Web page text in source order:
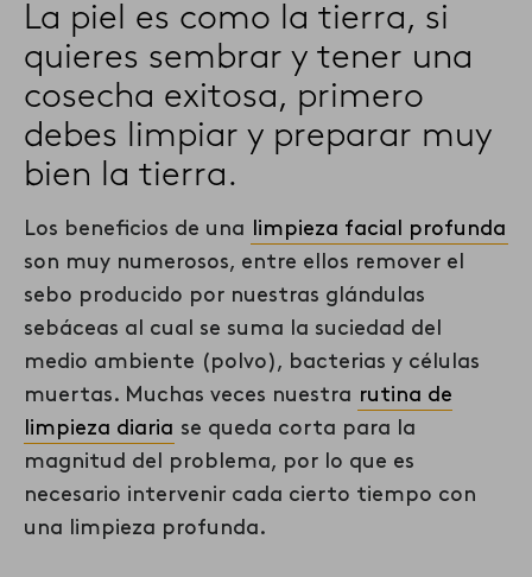
La piel es como la tierra, si
quieres sembrar y tener una
cosecha exitosa, primero
debes limpiar y preparar muy
bien la tierra.
Los beneficios de una limpieza facial profunda
son muy numerosos, entre ellos remover el
sebo producido por nuestras glándulas
sebáceas al cual se suma la suciedad del
medio ambiente (polvo), bacterias y células
muertas. Muchas veces nuestra rutina de
limpieza diaria se queda corta para la
magnitud del problema, por lo que es
necesario intervenir cada cierto tiempo con
una limpieza profunda.